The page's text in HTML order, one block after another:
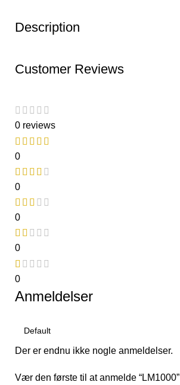
Description
Customer Reviews
0 reviews
0
0
0
0
0
Anmeldelser
Der er endnu ikke nogle anmeldelser.
Vær den første til at anmelde “LM1000”